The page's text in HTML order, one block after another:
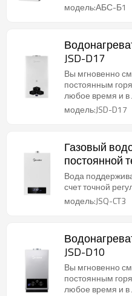
модель:АБС-Б1
JSD-D17
Вы мгновенно
постоянным
любое время и
модель:JSD-D17
Газовый
постоянной
Вода
счет точной
модель:JSQ-CT3
JSD-D10
Вы мгновенно
постоянным
любое время и